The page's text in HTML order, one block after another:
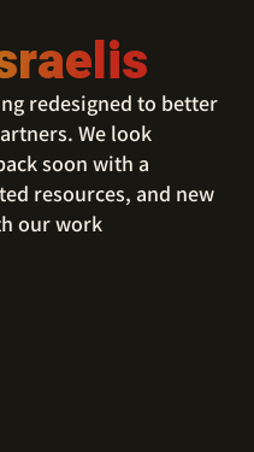
redesigned to better
We look
soon with a
resources, and new
our work